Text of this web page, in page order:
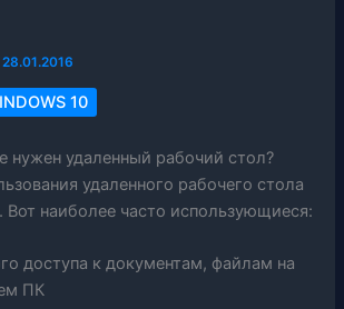
28.01.2016
10
нужен удаленный рабочий стол?
удаленного рабочего стола
Вот наиболее часто использующиеся:
доступа к документам, файлам на
ПК